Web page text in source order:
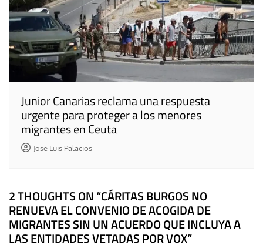
Junior Canarias reclama una respuesta
urgente para proteger a los menores
migrantes en Ceuta
Jose Luis Palacios
2 THOUGHTS ON “CÁRITAS BURGOS NO
RENUEVA EL CONVENIO DE ACOGIDA DE
MIGRANTES SIN UN ACUERDO QUE INCLUYA A
LAS ENTIDADES VETADAS POR VOX”